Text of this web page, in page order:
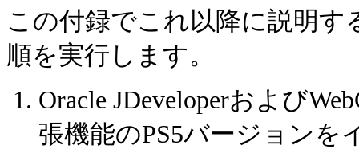
この付録でこれ以降に説明す
順を実行します。
Oracle JDeveloperおよび
張機能のPS5バージョンを